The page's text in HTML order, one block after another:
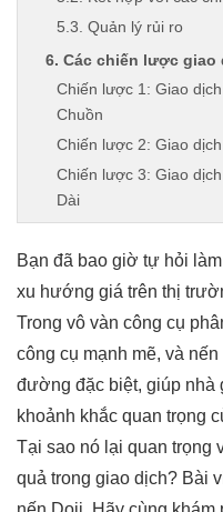
5.3. Quản lý rủi ro
6. Các chiến lược
Chiến lược 1: Giao
Chuồn
Chiến lược 2: Giao
Chiến lược 3: Giao
Dài
Kết luận
Bạn đã bao giờ tự hỏi
xu hướng giá trên thị
Trong vô vàn công cụ
công cụ mạnh mẽ, và
đường đặc biệt, giúp nhà
khoảnh khắc quan trọng
Tại sao nó lại quan trọng
quả trong giao dịch? Bài